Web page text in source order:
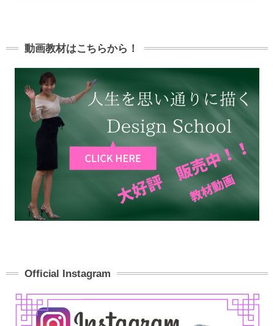
動画教材はこちらから！
Official Instagram